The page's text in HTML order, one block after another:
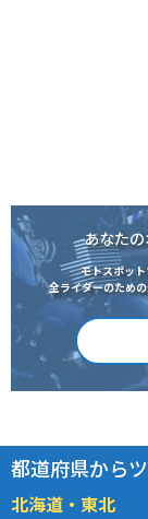
あなた
モトスポッ
全ライダーのため
都道府県から
北海道・東北